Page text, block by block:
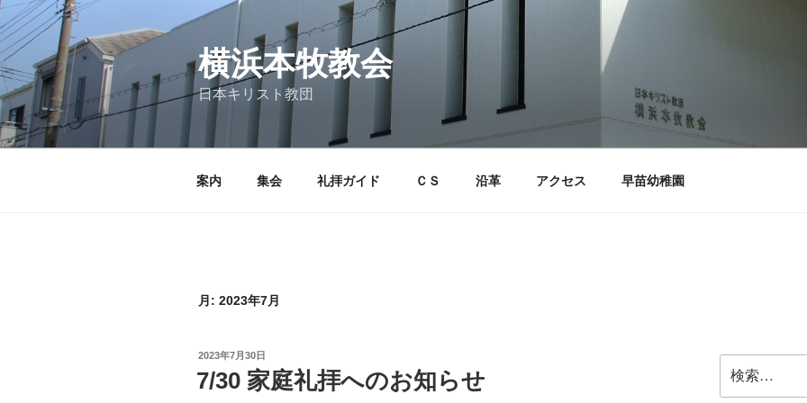
コ
ン
テ
ン
ツ
へ
ス
横浜本牧教会
日本キリスト教団
案内 集会 礼拝ガイド ＣＳ 沿革 アクセス 早苗幼稚園
月: 2023年7月
投
日:
2023年7月30日
7/30 家庭礼拝へのお知らせ
索: